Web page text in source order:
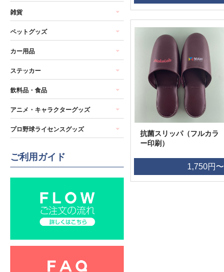
抗菌スリッパ（フルカラ
ー印刷）
1,750円〜
雑貨
ペットグッズ
カー用品
ステッカー
飲料品・食品
アニメ・キャラクターグッズ
プロ野球ライセンスグッズ
ご利用ガイド